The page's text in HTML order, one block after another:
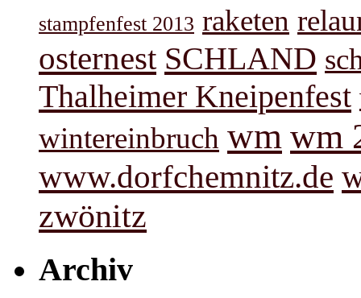
stampfenfest 2013 raketen
osternest SCHLAND
Thalheimer Kneipenfest
wintereinbruch wm wm
www.dorfchemnitz.de
zwönitz
Archiv